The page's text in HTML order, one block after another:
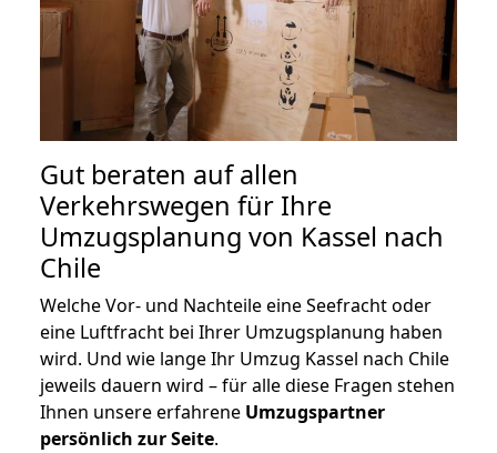
Gut beraten auf allen
Verkehrswegen für Ihre
Umzugsplanung von Kassel nach
Chile
Welche Vor- und Nachteile eine Seefracht oder
eine Luftfracht bei Ihrer Umzugsplanung haben
wird. Und wie lange Ihr Umzug Kassel nach Chile
jeweils dauern wird – für alle diese Fragen stehen
Ihnen unsere erfahrene Umzugspartner
persönlich zur Seite.